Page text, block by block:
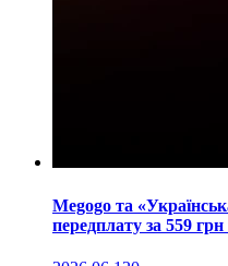
Megogo та
передплату за 559